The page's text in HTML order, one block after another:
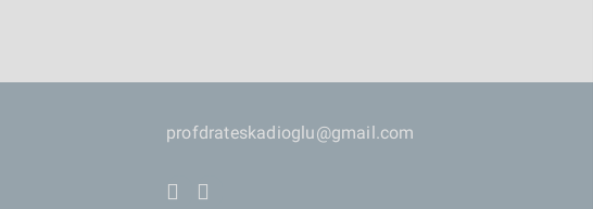
profdrateskadioglu@gmail.com